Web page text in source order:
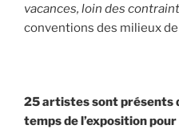
vacances, loin des
conventions des milieux de
25 artistes sont présents
temps de l’exposition